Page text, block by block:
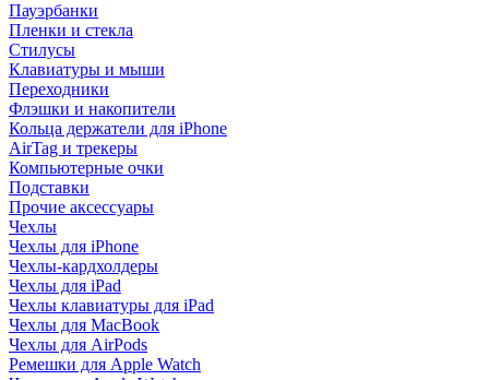
Пауэрбанки
Пленки и стекла
Стилусы
Клавиатуры и мыши
Переходники
Флэшки и накопители
Кольца держатели для iPhone
AirTag и трекеры
Компьютерные очки
Подставки
Прочие аксессуары
Чехлы
Чехлы для iPhone
Чехлы-кардхолдеры
Чехлы для iPad
Чехлы клавиатуры для iPad
Чехлы для MacBook
Чехлы для AirPods
Ремешки для Apple Watch